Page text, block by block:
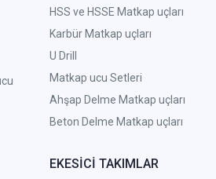
HSS ve HSSE Matkap uçları
Karbür Matkap uçları
U Drill
Matkap ucu Setleri
Ahşap Delme Matkap uçları
Beton Delme Matkap uçları
EKESİCİ TAKIMLAR